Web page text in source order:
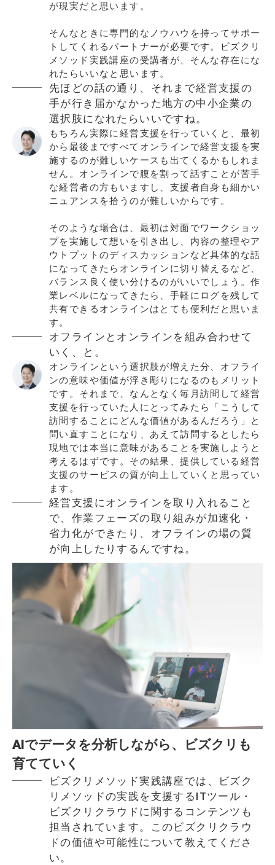
が現実だと思います。
そんなときに専門的なノウハウを持ってサポー
トしてくれるパートナーが必要です。ビズクリ
メソッド実践講座の受講者が、そんな存在にな
れたらいいなと思います。
先ほどの話の通り、それまで経営支援の
手が行き届かなかった地方の中小企業の
選択肢になれたらいいですね。
もちろん実際に経営支援を行っていくと、最初
から最後まですべてオンラインで経営支援を実
施するのが難しいケースも出てくるかもしれま
せん。オンラインで腹を割って話すことが苦手
な経営者の方もいますし、支援者自身も細かい
ニュアンスを拾うのが難しいからです。
そのような場合は、最初は対面でワークショッ
プを実施して想いを引き出し、内容の整理やア
ウトプットのディスカッションなど具体的な話
になってきたらオンラインに切り替えるなど、
バランス良く使い分けるのがいいでしょう。作
業レベルになってきたら、手軽にログを残して
共有できるオンラインはとても便利だと思いま
す。
オフラインとオンラインを組み合わせて
いく、と。
オンラインという選択肢が増えた分、オフライ
ンの意味や価値が浮き彫りになるのもメリット
です。それまで、なんとなく毎月訪問して経営
支援を行っていた人にとってみたら「こうして
訪問することにどんな価値があるんだろう」と
問い直すことになり、あえて訪問するとしたら
現地では本当に意味があることを実施しようと
考えるはずです。その結果、提供している経営
支援のサービスの質が向上していくと思ってい
ます。
経営支援にオンラインを取り入れること
で、作業フェーズの取り組みが加速化・
省力化ができたり、オフラインの場の質
が向上したりするんですね。
AIでデータを分析しながら、ビズクリも
育てていく
ビズクリメソッド実践講座では、ビズク
リメソッドの実践を支援するITツール・
ビズクリクラウドに関するコンテンツも
担当されています。このビズクリクラウ
ドの価値や可能性について教えてくださ
い。